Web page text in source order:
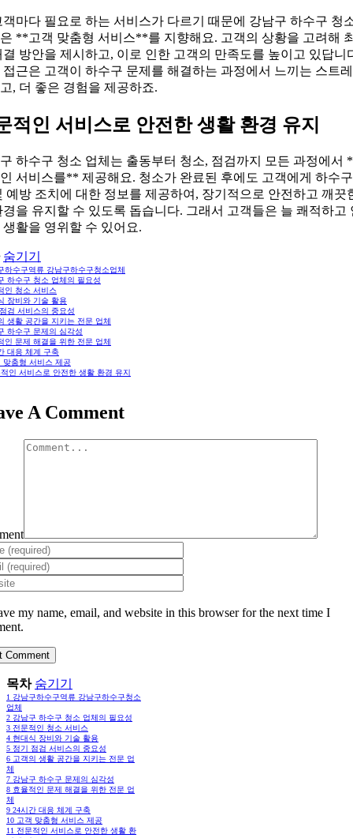
객마다 필요로 하는 서비스가 다르기 때문에 강남구 하수구 청
**고객 맞춤형 서비스**를 지향해요. 고객의 상황을 고려해
결 방안을 제시하고, 이로 인한 고객의 만족도를 높이고 있답니
접근은 고객이 하수구 문제를 해결하는 과정에서 느끼는 스트
, 더 좋은 경험을 제공하죠.
적인 서비스로 안전한 생활 환경 유지
하수구 청소 업체는 출동부터 청소, 점검까지 모든 과정에서
서비스를** 제공해요. 청소가 완료된 후에도 고객에게 하수
예방 조치에 대한 정보를 제공하여, 장기적으로 안전하고 깨끗
경을 유지할 수 있도록 돕습니다. 그래서 고객들은 늘 쾌적하고
생활을 영위할 수 있어요.
숨기기
하수구역류 강남구하수구청소업체
하수구 청소 업체의 필요성
인 청소 서비스
장비와 기술 활용
검 서비스의 중요성
생활 공간을 지키는 전문 업체
하수구 문제의 심각성
인 문제 해결을 위한 전문 업체
대응 체계 구축
맞춤형 서비스 제공
인 서비스로 안전한 생활 환경 유지
A Comment
my name, email, and website in this browser for the next time I
목차 숨기기
1 강남구하수구역류 강남구하수구청소
업체
2 강남구 하수구 청소 업체의 필요성
3 전문적인 청소 서비스
4 현대식 장비와 기술 활용
5 정기 점검 서비스의 중요성
6 고객의 생활 공간을 지키는 전문 업
체
7 강남구 하수구 문제의 심각성
8 효율적인 문제 해결을 위한 전문 업
체
9 24시간 대응 체계 구축
10 고객 맞춤형 서비스 제공
11 전문적인 서비스로 안전한 생활 환